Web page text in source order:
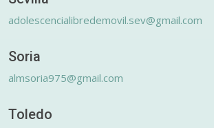
adolescencialibredemovil.sev@gmail.com
Soria
almsoria975@gmail.com
Toledo